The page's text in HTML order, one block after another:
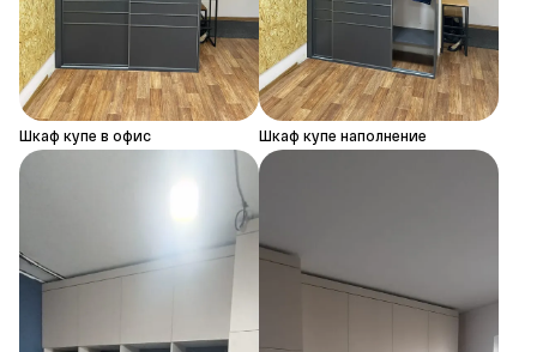
Шкаф купе в офис Шкаф купе наполнение